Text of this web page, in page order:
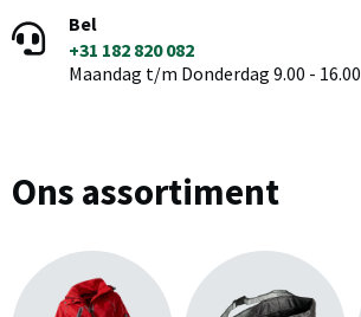
Bel
+31 182 820 082
Maandag t/m Donderdag 9.00 - 16.00
Ons assortiment